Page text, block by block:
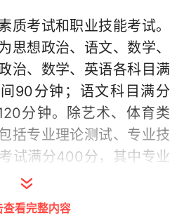
质考试和职业技能考试。
思想政治、语文、数学、
治、数学、英语各科目满
90分钟；语文科目满分
分钟。除艺术、体育类
括专业理论测试、专业技
试满分400分，其中专业
，考试时间90分钟；专业
，原则上采用实操测试。
查看完整内容